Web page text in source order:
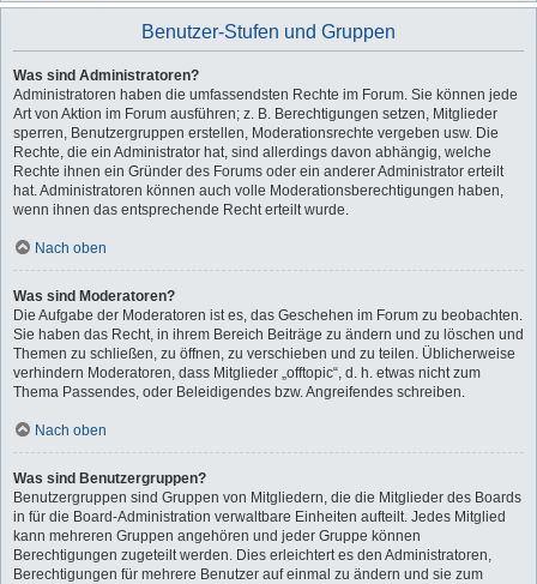
Benutzer-Stufen und Gruppen
Was sind Administratoren?
Administratoren haben die umfassendsten Rechte im Forum. Sie können jede
Art von Aktion im Forum ausführen; z. B. Berechtigungen setzen, Mitglieder
sperren, Benutzergruppen erstellen, Moderationsrechte vergeben usw. Die
Rechte, die ein Administrator hat, sind allerdings davon abhängig, welche
Rechte ihnen ein Gründer des Forums oder ein anderer Administrator erteilt
hat. Administratoren können auch volle Moderationsberechtigungen haben,
wenn ihnen das entsprechende Recht erteilt wurde.
Nach oben
Was sind Moderatoren?
Die Aufgabe der Moderatoren ist es, das Geschehen im Forum zu beobachten.
Sie haben das Recht, in ihrem Bereich Beiträge zu ändern und zu löschen und
Themen zu schließen, zu öffnen, zu verschieben und zu teilen. Üblicherweise
verhindern Moderatoren, dass Mitglieder „offtopic“, d. h. etwas nicht zum
Thema Passendes, oder Beleidigendes bzw. Angreifendes schreiben.
Nach oben
Was sind Benutzergruppen?
Benutzergruppen sind Gruppen von Mitgliedern, die die Mitglieder des Boards
in für die Board-Administration verwaltbare Einheiten aufteilt. Jedes Mitglied
kann mehreren Gruppen angehören und jeder Gruppe können
Berechtigungen zugeteilt werden. Dies erleichtert es den Administratoren,
Berechtigungen für mehrere Benutzer auf einmal zu ändern und sie zum